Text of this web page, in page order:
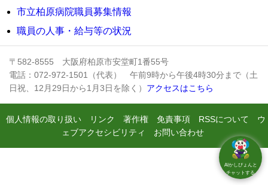
市立柏原病院職員募集情報
職員の人事・給与等の状況
〒582-8555 大阪府柏原市安堂町1番55号
電話：072-972-1501（代表） 午前9時から午後4時30分まで（土
日祝、12月29日から1月3日を除く） アクセスはこちら
個人情報の取り扱い リンク 著作権 免責事項 RSSについて
ウ
ェブアクセシビリティ
お問い合わせ
AIかしぴょんと
チャットする